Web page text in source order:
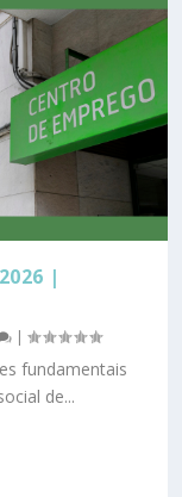
|
|
fundamentais
de...